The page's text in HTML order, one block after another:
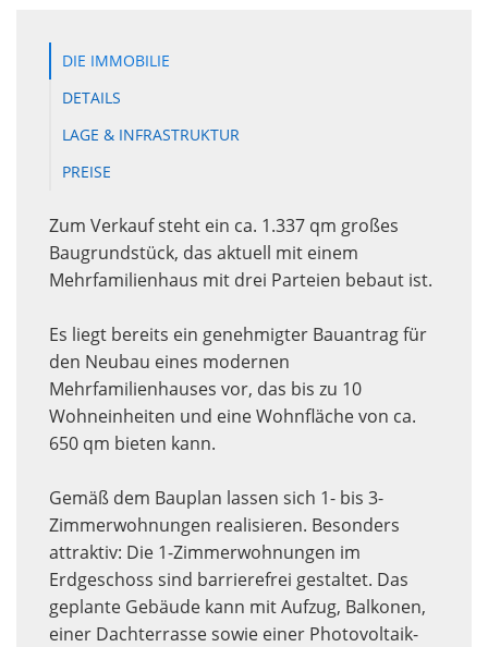
DIE IMMOBILIE
DETAILS
LAGE & INFRASTRUKTUR
PREISE
Zum Verkauf steht ein ca. 1.337 qm großes
Baugrundstück, das aktuell mit einem
Mehrfamilienhaus mit drei Parteien bebaut ist.
Es liegt bereits ein genehmigter Bauantrag für
den Neubau eines modernen
Mehrfamilienhauses vor, das bis zu 10
Wohneinheiten und eine Wohnfläche von ca.
650 qm bieten kann.
Gemäß dem Bauplan lassen sich 1- bis 3-
Zimmerwohnungen realisieren. Besonders
attraktiv: Die 1-Zimmerwohnungen im
Erdgeschoss sind barrierefrei gestaltet. Das
geplante Gebäude kann mit Aufzug, Balkonen,
einer Dachterrasse sowie einer Photovoltaik-